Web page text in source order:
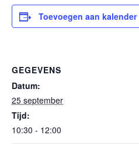
Toevoegen aan kalender
GEGEVENS
Datum:
25 september
Tijd:
10:30 - 12:00